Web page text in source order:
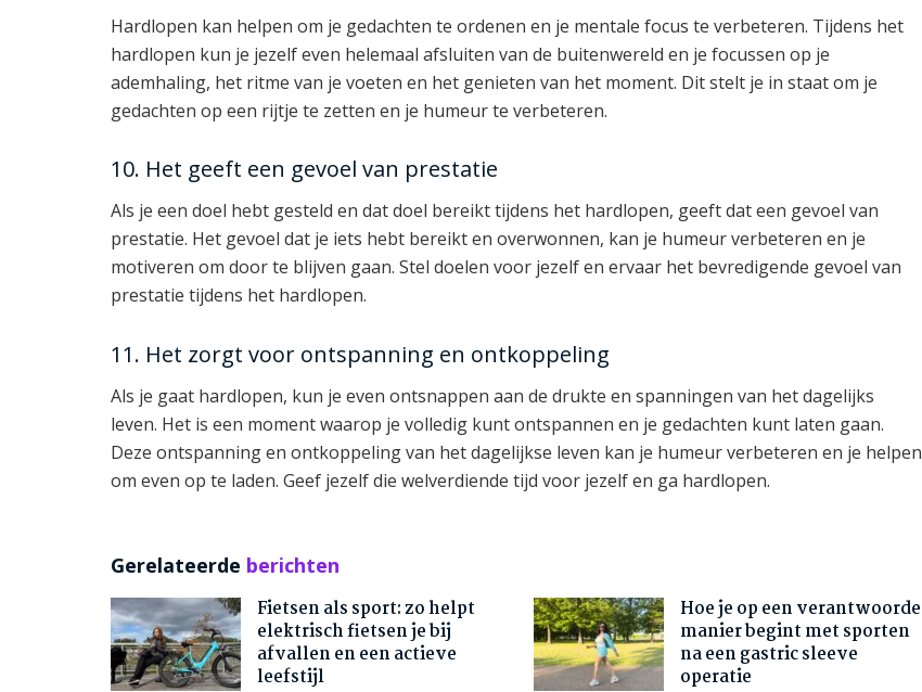
Hardlopen kan helpen om je gedachten te ordenen en je mentale focus te verbeteren. Tijdens het
hardlopen kun je jezelf even helemaal afsluiten van de buitenwereld en je focussen op je
ademhaling, het ritme van je voeten en het genieten van het moment. Dit stelt je in staat om je
gedachten op een rijtje te zetten en je humeur te verbeteren.
10. Het geeft een gevoel van prestatie
Als je een doel hebt gesteld en dat doel bereikt tijdens het hardlopen, geeft dat een gevoel van
prestatie. Het gevoel dat je iets hebt bereikt en overwonnen, kan je humeur verbeteren en je
motiveren om door te blijven gaan. Stel doelen voor jezelf en ervaar het bevredigende gevoel van
prestatie tijdens het hardlopen.
11. Het zorgt voor ontspanning en ontkoppeling
Als je gaat hardlopen, kun je even ontsnappen aan de drukte en spanningen van het dagelijks
leven. Het is een moment waarop je volledig kunt ontspannen en je gedachten kunt laten gaan.
Deze ontspanning en ontkoppeling van het dagelijkse leven kan je humeur verbeteren en je helpen
om even op te laden. Geef jezelf die welverdiende tijd voor jezelf en ga hardlopen.
Gerelateerde berichten
Fietsen als sport: zo helpt
elektrisch fietsen je bij
afvallen en een actieve
leefstijl
Hoe je op een verantwoorde
manier begint met sporten
na een gastric sleeve
operatie